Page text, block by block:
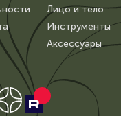
Лицо и тело
Инструменты
Аксессуары